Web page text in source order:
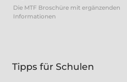
Die MTF Broschüre mit ergänzenden
Informationen
Tipps für Schulen